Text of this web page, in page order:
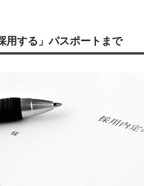
用する」パスポートまで